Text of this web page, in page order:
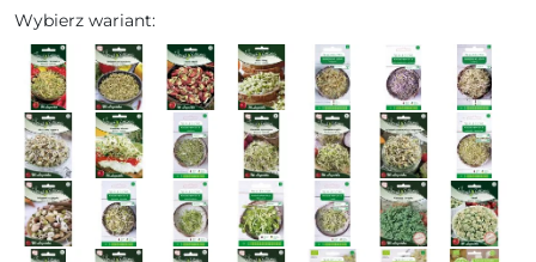
Wybierz wariant: